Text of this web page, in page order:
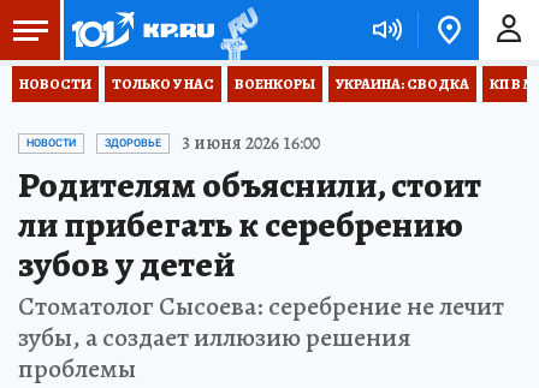
НОВОСТИ ТОЛЬКО У НАС ВОЕНКОРЫ УКРАИНА: СВОДКА КП В
НОВОСТИ ЗДОРОВЬЕ 3 июня 2026 16:00
Родителям объяснили, стоит
ли прибегать к серебрению
зубов у детей
Стоматолог Сысоева: серебрение не лечит
зубы, а создает иллюзию решения
проблемы